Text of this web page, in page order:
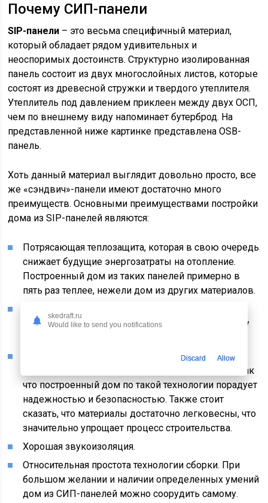
Почему СИП-панели
SIP-панели – это весьма специфичный материал,
который обладает рядом удивительных и
неоспоримых достоинств. Структурно изолированная
панель состоит из двух многослойных листов, которые
состоят из древесной стружки и твердого утеплителя.
Утеплитель под давлением приклеен между двух ОСП,
чем по внешнему виду напоминает бутерброд. На
представленной ниже картинке представлена OSB-
панель.
Хоть данный материал выглядит довольно просто, все
же «сэндвич»-панели имеют достаточно много
преимуществ. Основными преимуществами постройки
дома из SIP-панелей являются:
Потрясающая теплозащита, которая в свою очередь
снижает будущие энергозатраты на отопление.
Построенный дом из таких панелей примерно в
пять раз теплее, нежели дом из других материалов.
больше полезного пространства. Благодаря этому
Невероятная прочность. СИП-панели способны
выдерживать весьма внушительные нагрузки, так
что построенный дом по такой технологии порадует
надежностью и безопасностью. Также стоит
сказать, что материалы достаточно легковесны, что
значительно упрощает процесс строительства.
Хорошая звукоизоляция.
Относительная простота технологии сборки. При
большом желании и наличии определенных умений
дом из СИП-панелей можно соорудить самому.
skedraft.ru
Would like to send you notifications
Discard Allow